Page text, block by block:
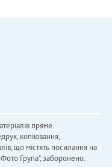
пряме
копіювання,
що містять посилання на
Група", заборонено.